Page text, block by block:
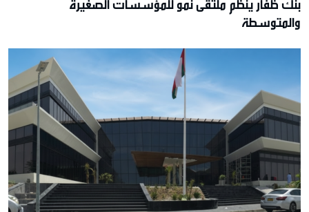
بنك ظفار يُنظم ملتقى نمو للمؤسسات الصغيرة
والمتوسطة